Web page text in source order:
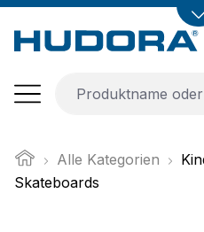
Alle Kategorien
Skateboards